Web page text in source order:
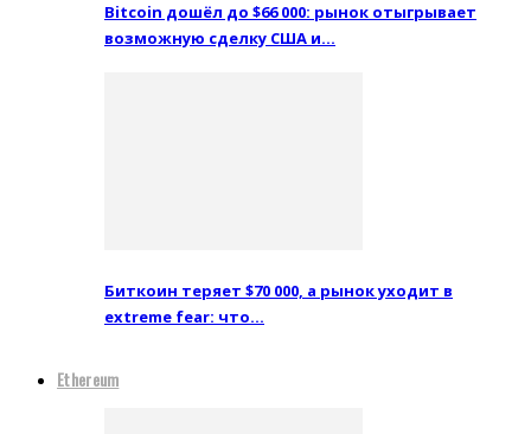
Bitcoin дошёл до $66 000: рынок отыгрывает
возможную сделку США и…
Биткоин теряет $70 000, а рынок уходит в
extreme fear: что…
Ethereum